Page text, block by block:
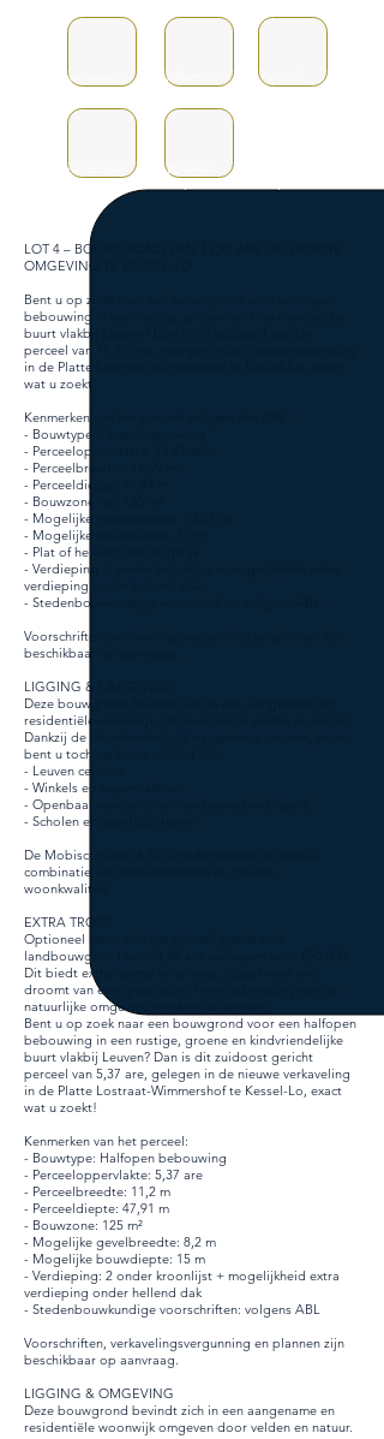
Slaapkamers Badkamers
Perceel
0
0 11,97a
Bewoonbaar Bouwjaar
/ /
LOT 4 – BOUWGROND VAN 11,97 ARE IN GROENE
OMGEVING TE KESSEL-LO
Bent u op zoek naar een bouwgrond voor een open
bebouwing in een rustige, groene en kindvriendelijke
buurt vlakbij Leuven? Dan is dit zuidoost gericht
perceel van 11,97 are, gelegen in de nieuwe verkaveling
in de Platte Lostraat-Wimmershof te Kessel-Lo, exact
wat u zoekt!
Kenmerken van het perceel volgens het ABL:
- Bouwtype: Open bebouwing
- Perceeloppervlakte: 11,97 are
- Perceelbreedte: 16,99 m
- Perceeldiepte: 47,94 m
- Bouwzone: ca. 180 m²
- Mogelijke gevelbreedte: 10,54 m
- Mogelijke bouwdiepte: 15 m
- Plat of hellend dak mogelijk
- Verdieping: 2 onder kroonlijst + mogelijkheid extra
verdieping onder hellend dak
- Stedenbouwkundige voorschriften: volgens ABL
Voorschriften, verkavelingsvergunning en plannen zijn
beschikbaar op aanvraag.
LIGGING & OMGEVING
Deze bouwgrond bevindt zich in een aangename en
residentiële woonwijk omgeven door velden en natuur.
Dankzij de uitstekende ligging geniet u van rust, maar
bent u toch op korte afstand van:
- Leuven centrum
- Winkels en supermarkten
- Openbaar vervoer (trein- en busverbindingen)
- Scholen en sportfaciliteiten
De Mobiscore van 8,5/10 onderstreept de ideale
combinatie van bereikbaarheid en groene
woonkwaliteit.
EXTRA TROEF
Optioneel kan u ook het achterliggend stuk
landbouwgrond van 33,49 are aankopen voor €50.000.
Dit biedt extra ruimte en privacy, ideaal voor wie
droomt van een grote tuin of een uitbreiding van de
natuurlijke omgeving rondom de woning.
Bent u op zoek naar een bouwgrond voor een halfopen
bebouwing in een rustige, groene en kindvriendelijke
buurt vlakbij Leuven? Dan is dit zuidoost gericht
perceel van 5,37 are, gelegen in de nieuwe verkaveling
in de Platte Lostraat-Wimmershof te Kessel-Lo, exact
wat u zoekt!
Kenmerken van het perceel:
- Bouwtype: Halfopen bebouwing
- Perceeloppervlakte: 5,37 are
- Perceelbreedte: 11,2 m
- Perceeldiepte: 47,91 m
- Bouwzone: 125 m²
- Mogelijke gevelbreedte: 8,2 m
- Mogelijke bouwdiepte: 15 m
- Verdieping: 2 onder kroonlijst + mogelijkheid extra
verdieping onder hellend dak
- Stedenbouwkundige voorschriften: volgens ABL
Voorschriften, verkavelingsvergunning en plannen zijn
beschikbaar op aanvraag.
LIGGING & OMGEVING
Deze bouwgrond bevindt zich in een aangename en
residentiële woonwijk omgeven door velden en natuur.